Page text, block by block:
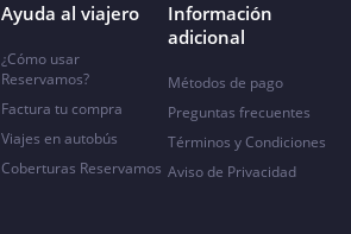
Ayuda al viajero
¿Cómo usar
Reservamos?
Factura tu compra
Viajes en autobús
Coberturas Reservamos
Información
adicional
Métodos de pago
Preguntas frecuentes
Términos y Condiciones
Aviso de Privacidad